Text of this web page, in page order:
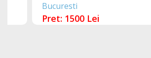
Bucuresti
Pret: 1500 Lei